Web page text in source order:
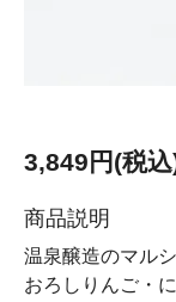
3,849円(税込
商品説明
温泉醸造のマル
おろしりんご・